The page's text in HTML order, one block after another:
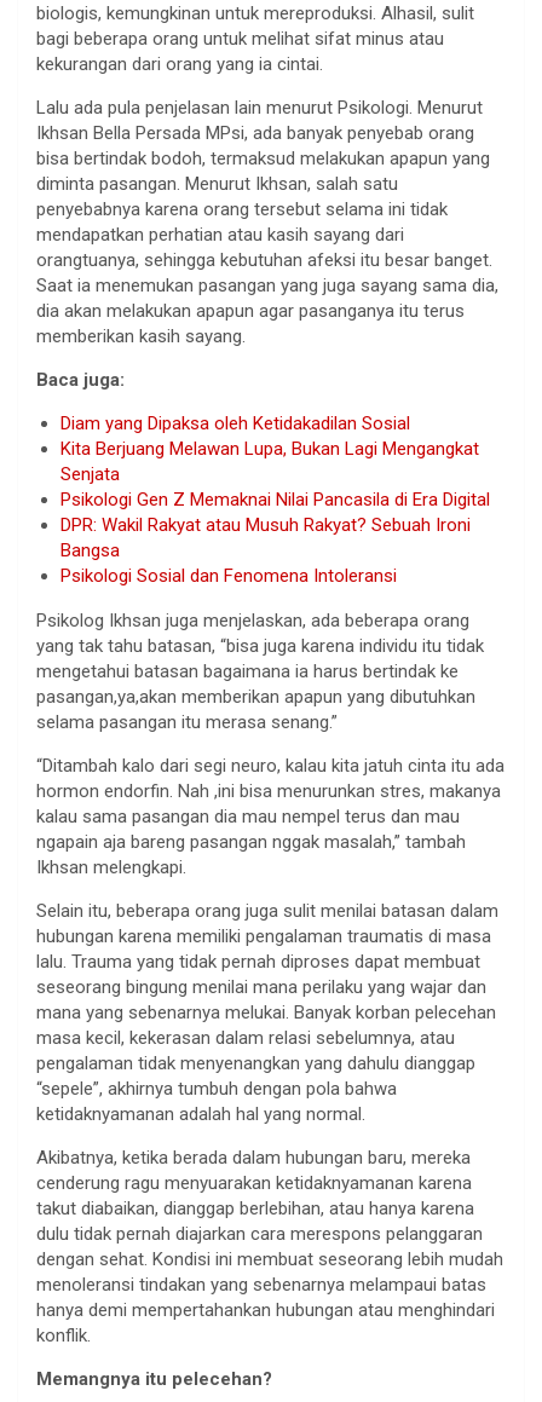
biologis, kemungkinan untuk mereproduksi. Alhasil, sulit
bagi beberapa orang untuk melihat sifat minus atau
kekurangan dari orang yang ia cintai.
Lalu ada pula penjelasan lain menurut Psikologi. Menurut
Ikhsan Bella Persada MPsi, ada banyak penyebab orang
bisa bertindak bodoh, termaksud melakukan apapun yang
diminta pasangan. Menurut Ikhsan, salah satu
penyebabnya karena orang tersebut selama ini tidak
mendapatkan perhatian atau kasih sayang dari
orangtuanya, sehingga kebutuhan afeksi itu besar banget.
Saat ia menemukan pasangan yang juga sayang sama dia,
dia akan melakukan apapun agar pasanganya itu terus
memberikan kasih sayang.
Baca juga:
Diam yang Dipaksa oleh Ketidakadilan Sosial
Kita Berjuang Melawan Lupa, Bukan Lagi Mengangkat
Senjata
Psikologi Gen Z Memaknai Nilai Pancasila di Era Digital
DPR: Wakil Rakyat atau Musuh Rakyat? Sebuah Ironi
Bangsa
Psikologi Sosial dan Fenomena Intoleransi
Psikolog Ikhsan juga menjelaskan, ada beberapa orang
yang tak tahu batasan, “bisa juga karena individu itu tidak
mengetahui batasan bagaimana ia harus bertindak ke
pasangan,ya,akan memberikan apapun yang dibutuhkan
selama pasangan itu merasa senang.”
“Ditambah kalo dari segi neuro, kalau kita jatuh cinta itu ada
hormon endorfin. Nah ,ini bisa menurunkan stres, makanya
kalau sama pasangan dia mau nempel terus dan mau
ngapain aja bareng pasangan nggak masalah,” tambah
Ikhsan melengkapi.
Selain itu, beberapa orang juga sulit menilai batasan dalam
hubungan karena memiliki pengalaman traumatis di masa
lalu. Trauma yang tidak pernah diproses dapat membuat
seseorang bingung menilai mana perilaku yang wajar dan
mana yang sebenarnya melukai. Banyak korban pelecehan
masa kecil, kekerasan dalam relasi sebelumnya, atau
pengalaman tidak menyenangkan yang dahulu dianggap
“sepele”, akhirnya tumbuh dengan pola bahwa
ketidaknyamanan adalah hal yang normal.
Akibatnya, ketika berada dalam hubungan baru, mereka
cenderung ragu menyuarakan ketidaknyamanan karena
takut diabaikan, dianggap berlebihan, atau hanya karena
dulu tidak pernah diajarkan cara merespons pelanggaran
dengan sehat. Kondisi ini membuat seseorang lebih mudah
menoleransi tindakan yang sebenarnya melampaui batas
hanya demi mempertahankan hubungan atau menghindari
konflik.
Memangnya itu pelecehan?